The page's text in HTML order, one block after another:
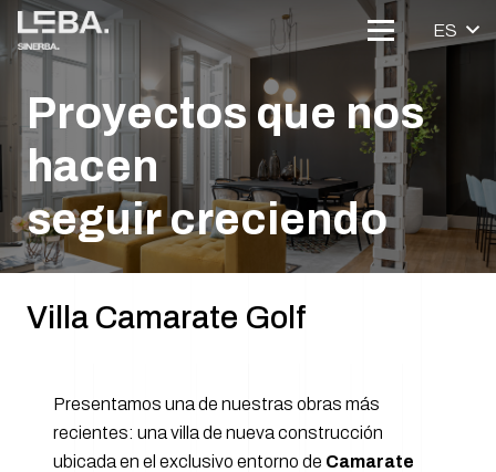
ES
Proyectos que nos
hacen
seguir creciendo
Villa Camarate Golf
Presentamos una de nuestras obras más
recientes: una villa de nueva construcción
ubicada en el exclusivo entorno de Camarate